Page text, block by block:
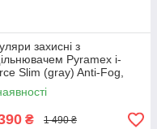
захисні з
Pyramex i-
Slim (gray) Anti-Fog,
₴ 1 490 ₴